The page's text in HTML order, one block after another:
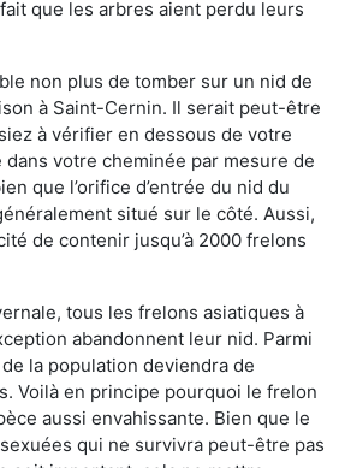
que les arbres aient perdu leurs
non plus de tomber sur un nid de
à Saint-Cernin. Il serait peut-être
à vérifier en dessous de votre
votre cheminée par mesure de
que l’orifice d’entrée du nid du
situé sur le côté. Aussi,
de contenir jusqu’à 2000 frelons
tous les frelons asiatiques à
abandonnent leur nid. Parmi
la population deviendra de
Voilà en principe pourquoi le frelon
aussi envahissante. Bien que le
qui ne survivra peut-être pas